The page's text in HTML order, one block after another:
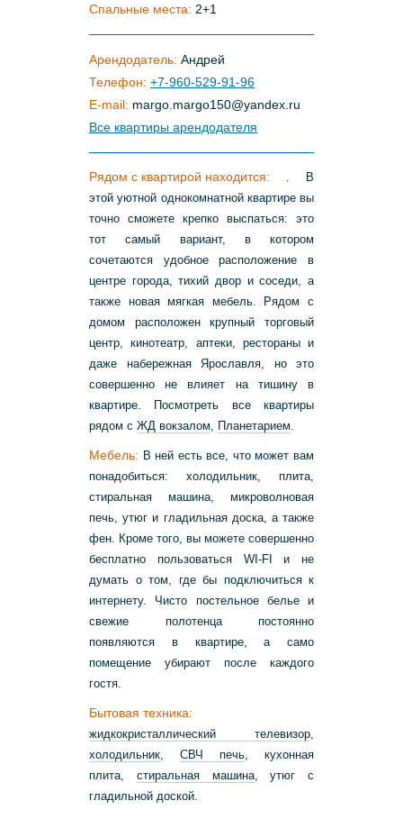
Спальные места: 2+1
Арендодатель: Андрей
Телефон: +7-960-529-91-96
E-mail: margo margo150@yandex ru
Все квартиры арендодателя
Рядом с квартирой находится: . В
этой уютной однокомнатной квартире вы
точно сможете крепко выспаться: это
тот самый вариант, в котором
сочетаются удобное расположение в
центре города, тихий двор и соседи, а
также новая мягкая мебель. Рядом с
домом расположен крупный торговый
центр, кинотеатр, аптеки, рестораны и
даже набережная Ярославля, но это
совершенно не влияет на тишину в
квартире. Посмотреть все квартиры
рядом с ЖД вокзалом Планетарием
Мебель: В ней есть все, что может вам
понадобиться: холодильник, плита,
стиральная машина, микроволновая
печь, утюг и гладильная доска, а также
фен. Кроме того, вы можете совершенно
бесплатно пользоваться WI-FI и не
думать о том, где бы подключиться к
интернету. Чисто постельное белье и
свежие полотенца постоянно
появляются в квартире, а само
помещение убирают после каждого
гостя.
Бытовая техника:
жидкокристаллический телевизор
холодильник
СВЧ печь , кухонная
плита, стиральная машина, утюг с
гладильной доской.